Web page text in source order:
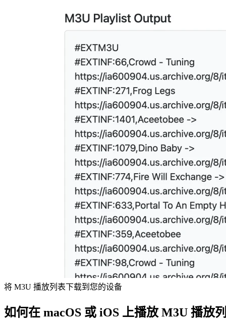
将 M3U 播放列表下载到您的设备
如何在 macOS 或 iOS 上播放 M3U 播放